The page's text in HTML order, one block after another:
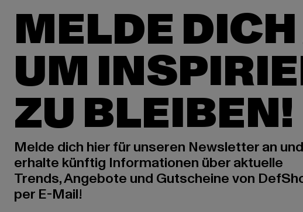
MELDE
UM
ZU BLEIBEN!
Melde dich hier für unseren Newsletter an und
erhalte künftig Informationen über aktuelle
Trends, Angebote und Gutscheine von
per E-Mail!